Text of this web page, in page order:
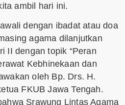
ambil hari ini.
dengan ibadat atau doa
agama dilanjutkan
II dengan topik “Peran
Kebhinekaan dan
oleh Bp. Drs. H.
FKUB Jawa Tengah.
Srawung Lintas Agama